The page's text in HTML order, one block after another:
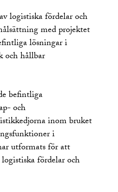
logistiska fördelar och
med projektet
lösningar i
och hållbar
befintliga
och
inom bruket
i
utformats för att
fördelar och